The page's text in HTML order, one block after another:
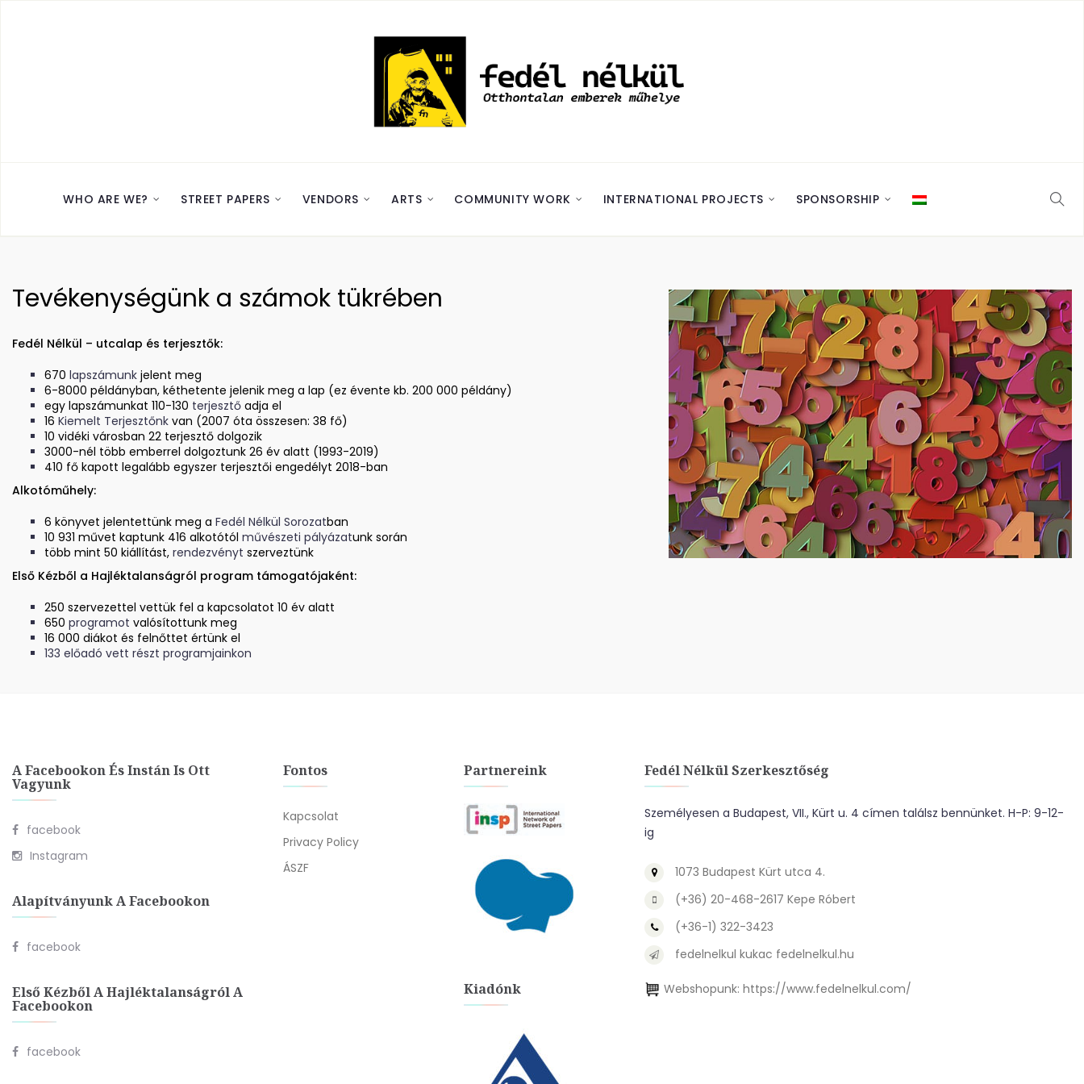
WHO ARE WE? STREET PAPERS VENDORS ARTS COMMUNITY WORK INTERNATIONAL PROJECTS SPONSORSHIP
Tevékenységünk a számok tükrében
Fedél Nélkül – utcalap és terjesztők:
670 lapszámunk jelent meg
6-8000 példányban, kéthetente jelenik meg a lap (ez évente kb. 200 000 példány)
egy lapszámunkat 110-130 terjesztő adja el
16 Kiemelt Terjesztőnk van (2007 óta összesen: 38 fő)
10 vidéki városban 22 terjesztő dolgozik
3000-nél több emberrel dolgoztunk 26 év alatt (1993-2019)
410 fő kapott legalább egyszer terjesztői engedélyt 2018-ban
Alkotóműhely:
6 könyvet jelentettünk meg a Fedél Nélkül Sorozatban
10 931 művet kaptunk 416 alkotótól művészeti pályázatunk során
több mint 50 kiállítást, rendezvényt szerveztünk
Első Kézből a Hajléktalanságról program támogatójaként:
250 szervezettel vettük fel a kapcsolatot 10 év alatt
650 programot valósítottunk meg
16 000 diákot és felnőttet értünk el
133 előadó vett részt programjainkon
A Facebookon És Instán Is Ott
Vagyunk
facebook
Instagram
Alapítványunk A Facebookon
facebook
Első Kézből A Hajléktalanságról A
Facebookon
facebook
Fontos
Kapcsolat
Privacy Policy
ÁSZF
Partnereink
Kiadónk
Fedél Nélkül Szerkesztőség
Személyesen a Budapest, VII., Kürt u. 4 címen találsz bennünket. H-P: 9-12-
ig
1073 Budapest Kürt utca 4.
(+36) 20-468-2617 Kepe Róbert
(+36-1) 322-3423
fedelnelkul kukac fedelnelkul.hu
Webshopunk: https://www.fedelnelkul.com/